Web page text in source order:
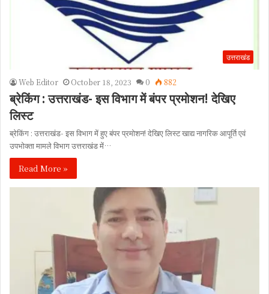
उत्तराखंड
Web Editor October 18, 2023 0 882
ब्रेकिंग : उत्तराखंड- इस विभाग में बंपर प्रमोशन! देखिए
लिस्ट
ब्रेकिंग : उत्तराखंड- इस विभाग में हुए बंपर प्रमोशन! देखिए लिस्ट खाद्य नागरिक आपूर्ति एवं
उपभोक्ता मामले विभाग उत्तराखंड में…
Read More »